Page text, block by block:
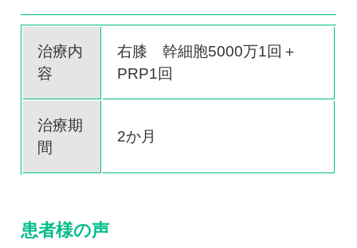
治療内
容
右膝 幹細胞5000万1回＋
PRP1回
治療期
間
2か月
患者様の声